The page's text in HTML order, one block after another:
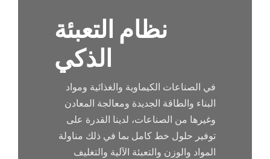
نظام التعبئة
الذكي
في الصناعات الكيماوية والغذائية ومواد
البناء والطاقة الجديدة ومعالجة المعادن
وغيرها من الصناعات، لدينا القدرة على
توفير حلول خط كامل بما في ذلك مناولة
المواد والوزن والتعبئة الآلية والتغليف